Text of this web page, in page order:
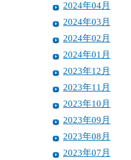
2024年04月
2024年03月
2024年02月
2024年01月
2023年12月
2023年11月
2023年10月
2023年09月
2023年08月
2023年07月